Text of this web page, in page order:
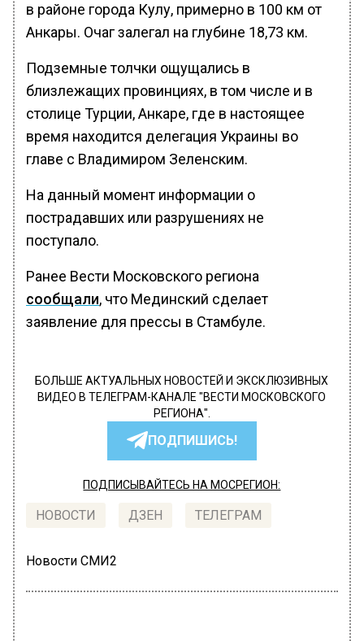
в районе города Кулу, примерно в 100 км от
Анкары. Очаг залегал на глубине 18,73 км.
Подземные толчки ощущались в
близлежащих провинциях, в том числе и в
столице Турции, Анкаре, где в настоящее
время находится делегация Украины во
главе с Владимиром Зеленским.
На данный момент информации о
пострадавших или разрушениях не
поступало.
Ранее Вести Московского региона
сообщали, что Мединский сделает
заявление для прессы в Стамбуле.
БОЛЬШЕ АКТУАЛЬНЫХ НОВОСТЕЙ И ЭКСКЛЮЗИВНЫХ
ВИДЕО В ТЕЛЕГРАМ-КАНАЛЕ "ВЕСТИ МОСКОВСКОГО
РЕГИОНА".
ПОДПИШИСЬ!
ПОДПИСЫВАЙТЕСЬ НА МОСРЕГИОН:
НОВОСТИ ДЗЕН ТЕЛЕГРАМ
Новости СМИ2